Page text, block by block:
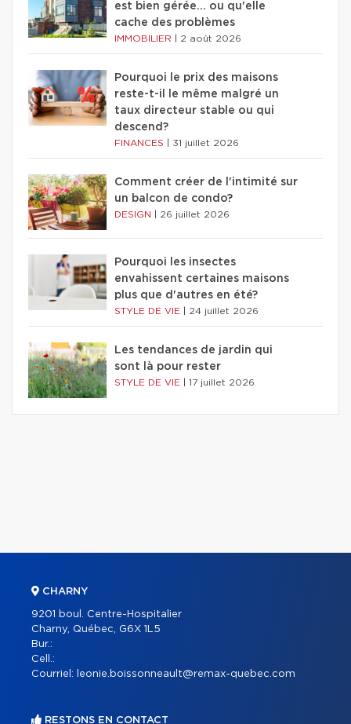
est bien gérée… ou qu'elle
cache des problèmes
IMMOBILIER 2 août 2026
Pourquoi le prix des maisons
reste-t-il le même malgré un
taux directeur stable ou qui
descend?
FINANCES 31 juillet 2026
Comment créer de l'intimité sur
un balcon de condo?
DESIGN 26 juillet 2026
Pourquoi les insectes
envahissent certaines maisons
plus que d'autres en été?
STYLE DE VIE 24 juillet 2026
Les tendances de jardin qui
sont là pour rester
STYLE DE VIE 17 juillet 2026
CHARNY
9201 boul. Centre-Hospitalier
Charny, Québec, G6X 1L5
Bur.:
Cell.:
Courriel:
leonie.boissonneault@remax-quebec.com
RESTONS EN CONTACT